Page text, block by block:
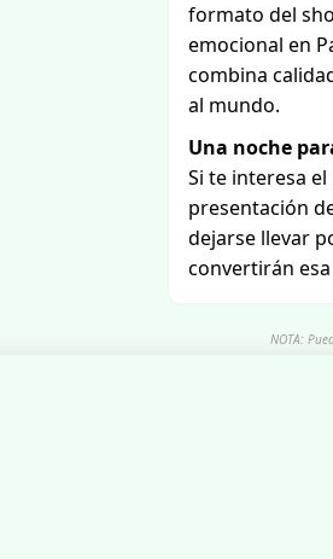
formato del
emocional en
combina
al mundo.
Una noche
Si te interesa
presentación
dejarse llevar
convertirán
NOTA: